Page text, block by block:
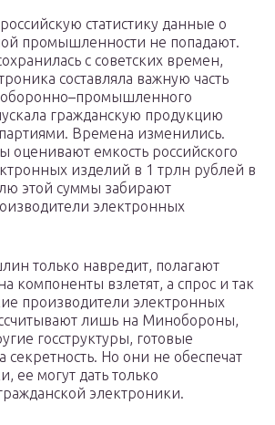
статистику данные о
промышленности не попадают.
с советских времен,
составляла важную часть
оборонно–промышленного
гражданскую продукцию
Времена изменились.
оценивают емкость российского
изделий в 1 трлн рублей в
этой суммы забирают
электронных
только навредит, полагают
компоненты взлетят, а спрос и так
производители электронных
лишь на Минобороны,
госструктуры, готовые
секретность. Но они не обеспечат
ее могут дать только
электроники.